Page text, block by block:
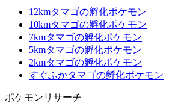
12kmタマゴの孵化ポケモン
10kmタマゴの孵化ポケモン
7kmタマゴの孵化ポケモン
5kmタマゴの孵化ポケモン
2kmタマゴの孵化ポケモン
すぐふかタマゴの孵化ポケモン
ポケモンリサーチ